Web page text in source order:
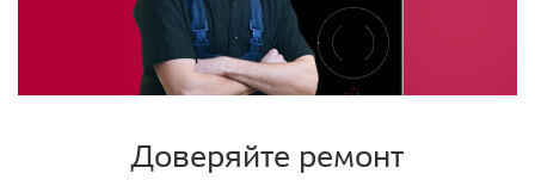
Доверяйте ремонт